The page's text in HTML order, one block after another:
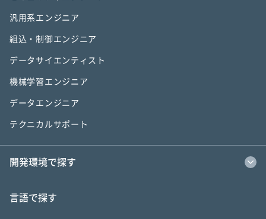
汎用系エンジニア
組込・制御エンジニア
データサイエンティスト
機械学習エンジニア
データエンジニア
テクニカルサポート
開発環境で探す
言語で探す